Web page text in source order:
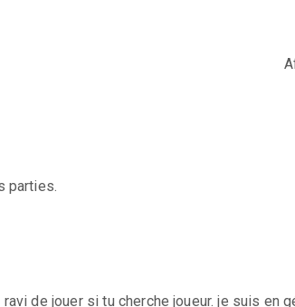
parties.
de jouer si tu cherche joueur. je suis en